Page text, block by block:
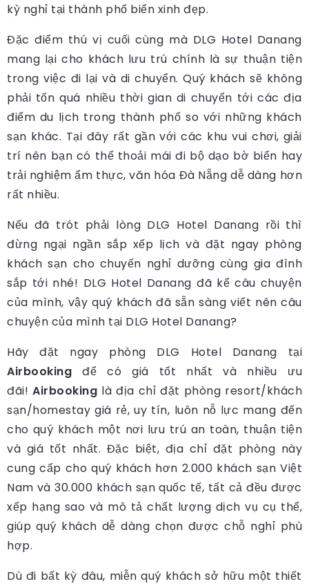
kỳ nghỉ tại thành phố biển xinh đẹp.
Đặc điểm thú vị cuối cùng mà DLG Hotel Danang
mang lại cho khách lưu trú chính là sự thuận tiện
trong việc đi lại và di chuyển. Quý khách sẽ không
phải tốn quá nhiều thời gian di chuyển tới các địa
điểm du lịch trong thành phố so với những khách
sạn khác. Tại đây rất gần với các khu vui chơi, giải
trí nên bạn có thể thoải mái đi bộ dạo bờ biển hay
trải nghiệm ẩm thực, văn hóa Đà Nẵng dễ dàng hơn
rất nhiều.
Nếu đã trót phải lòng DLG Hotel Danang rồi thì
đừng ngại ngần sắp xếp lịch và đặt ngay phòng
khách sạn cho chuyến nghỉ dưỡng cùng gia đình
sắp tới nhé! DLG Hotel Danang đã kể câu chuyện
của mình, vậy quý khách đã sẵn sàng viết nên câu
chuyện của mình tại DLG Hotel Danang?
Hãy đặt ngay phòng DLG Hotel Danang tại
Airbooking để có giá tốt nhất và nhiều ưu
đãi! Airbooking là địa chỉ đặt phòng resort/khách
sạn/homestay giá rẻ, uy tín, luôn nỗ lực mang đến
cho quý khách một nơi lưu trú an toàn, thuận tiện
và giá tốt nhất. Đặc biệt, địa chỉ đặt phòng này
cung cấp cho quý khách hơn 2.000 khách sạn Việt
Nam và 30.000 khách sạn quốc tế, tất cả đều được
xếp hạng sao và mô tả chất lượng dịch vụ cụ thể,
giúp quý khách dễ dàng chọn được chỗ nghỉ phù
hợp.
Dù đi bất kỳ đâu, miễn quý khách sở hữu một thiết